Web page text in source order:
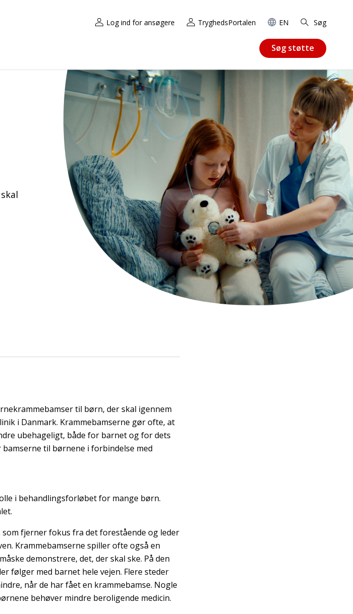
Log ind for ansøgere TryghedsPortalen EN Søg
Søg støtte
til børn, der skal igennem
i Danmark. Krammebamserne gør ofte, at
ubehageligt, både for barnet og for dets
til børnene i forbindelse med
i behandlingsforløbet for mange børn.
fjerner fokus fra det forestående og leder
Krammebamserne spiller ofte også en
demonstrere, det, der skal ske. På den
følger med barnet hele vejen. Flere steder
når de har fået en krammebamse. Nogle
behøver mindre beroligende medicin.